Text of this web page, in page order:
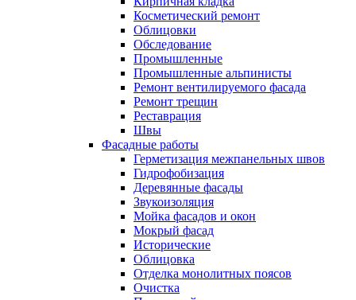
Косметический ремонт
Облицовки
Обследование
Промышленные
Промышленные альпинисты
Ремонт вентилируемого фасада
Ремонт трещин
Реставрация
Швы
Фасадные работы
Герметизация межпанельных швов
Гидрофобизация
Деревянные фасады
Звукоизоляция
Мойка фасадов и окон
Мокрый фасад
Исторические
Облицовка
Отделка монолитных поясов
Очистка